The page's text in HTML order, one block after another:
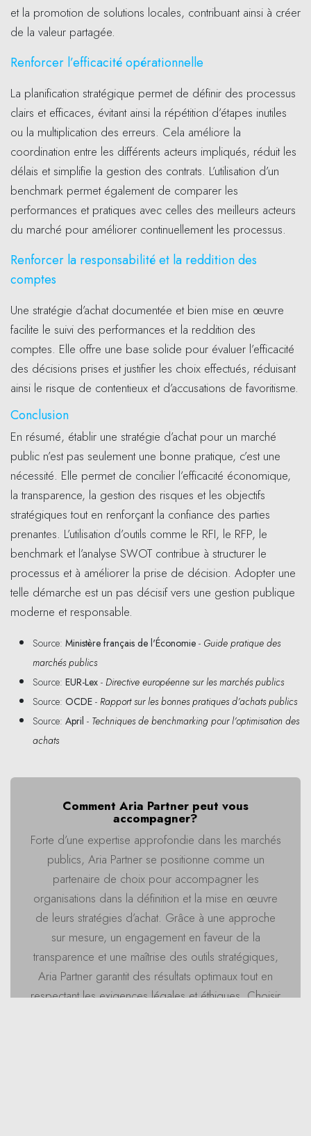
et la promotion de solutions locales, contribuant ainsi à créer
de la valeur partagée.
Renforcer l’efficacité opérationnelle
La planification stratégique permet de définir des processus
clairs et efficaces, évitant ainsi la répétition d’étapes inutiles
ou la multiplication des erreurs. Cela améliore la
coordination entre les différents acteurs impliqués, réduit les
délais et simplifie la gestion des contrats. L’utilisation d’un
benchmark permet également de comparer les
performances et pratiques avec celles des meilleurs acteurs
du marché pour améliorer continuellement les processus.
Renforcer la responsabilité et la reddition des
comptes
Une stratégie d’achat documentée et bien mise en œuvre
facilite le suivi des performances et la reddition des
comptes. Elle offre une base solide pour évaluer l’efficacité
des décisions prises et justifier les choix effectués, réduisant
ainsi le risque de contentieux et d’accusations de favoritisme.
Conclusion
En résumé, établir une stratégie d’achat pour un marché
public n’est pas seulement une bonne pratique, c’est une
nécessité. Elle permet de concilier l’efficacité économique,
la transparence, la gestion des risques et les objectifs
stratégiques tout en renforçant la confiance des parties
prenantes. L’utilisation d’outils comme le RFI, le RFP, le
benchmark et l’analyse SWOT contribue à structurer le
processus et à améliorer la prise de décision. Adopter une
telle démarche est un pas décisif vers une gestion publique
moderne et responsable.
Source: Ministère français de l'Économie - Guide pratique des
marchés publics
Source: EUR-Lex - Directive européenne sur les marchés publics
Source: OCDE - Rapport sur les bonnes pratiques d’achats publics
Source: April - Techniques de benchmarking pour l’optimisation des
achats
Comment Aria Partner peut vous
accompagner?
Forte d’une expertise approfondie dans les marchés
publics, Aria Partner se positionne comme un
partenaire de choix pour accompagner les
organisations dans la définition et la mise en œuvre
de leurs stratégies d’achat. Grâce à une approche
sur mesure, un engagement en faveur de la
transparence et une maîtrise des outils stratégiques,
Aria Partner garantit des résultats optimaux tout en
respectant les exigences légales et éthiques. Choisir